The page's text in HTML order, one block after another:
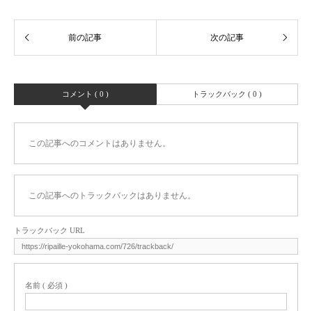
コメント ( 0 ) トラックバック ( 0 )
この記事へのコメントはありません。
この記事へのトラックバックはありません。
トラックバック URL
名前 ( 必須 )